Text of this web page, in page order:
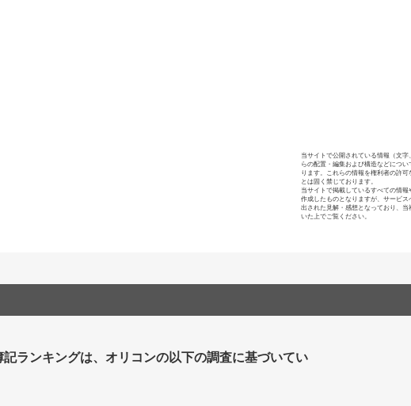
当サイトで公開されている情報（文
らの配置・編集および構造などにつ
ります。これらの情報を権利者の許
とは固く禁じております。
当サイトで掲載しているすべての情
作成したものとなりますが、サービ
出された見解・感想となっており、
いた上でご覧ください。
記ランキングは、オリコンの以下の調査に基づいてい